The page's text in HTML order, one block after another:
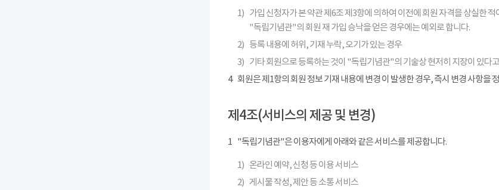
1) 가입 신청자가 본 약관 제6조 제3항에 의하여 이전에 회원 자격을 상실한
"독립기념관"의 회원 재 가입 승낙을 얻은 경우에는 예외로 합니다.
2) 등록 내용에 허위, 기재 누락, 오기가 있는 경우
3) 기타 회원으로 등록하는 것이 "독립기념관"의 기술상 현저히 지장이 있다
4
회원은 제1항의 회원 정보 기재 내용에 변경 이 발생한 경우, 즉시 변경 사항을
제4조(서비스의 제공 및 변경)
1 "독립기념관"은 이용자에게 아래와 같은 서비스를 제공합니다.
1) 온라인 예약, 신청 등 이용 서비스
2) 게시물 작성, 제안 등 소통 서비스